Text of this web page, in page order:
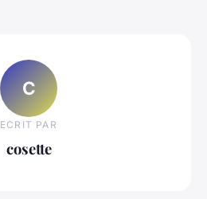
C
ECRIT PAR
cosette